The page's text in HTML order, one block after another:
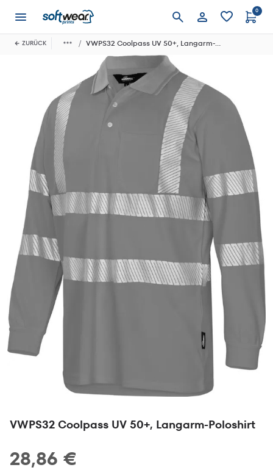
Anmelden
0
ZURÜCK VWPS32 Coolpass UV 50+, Langarm-Poloshirt
VWPS32 Coolpass UV 50+, Langarm-Poloshirt
28,86 €